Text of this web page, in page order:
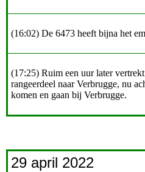
(16:02) De 6473 heeft bijna het
(17:25) Ruim een uur later
rangeerdeel naar Verbrugge, nu
komen en gaan bij Verbrugge.
29 april 2022